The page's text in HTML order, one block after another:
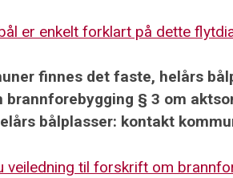
er enkelt forklart på dette
finnes det faste, helårs
brannforebygging § 3 om
bålplasser: kontakt
veiledning til forskrift om